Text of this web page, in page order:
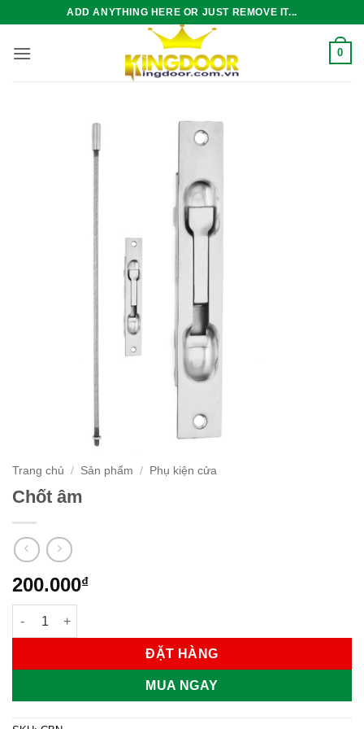
nội
ADD ANYTHING HERE OR JUST REMOVE IT...
0
Trang chủ / Sản phẩm / Phụ kiện cửa
Chốt âm
200.000₫
Chốt âm số lượng
ĐẶT HÀNG
MUA NGAY